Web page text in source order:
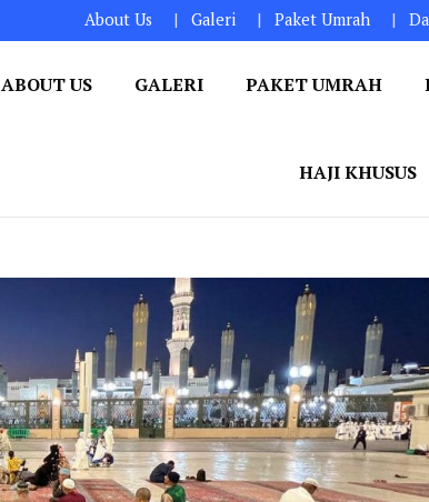
About Us Galeri Paket Umrah
ABOUT US GALERI PAKET UMRAH
HAJI KHUSUS